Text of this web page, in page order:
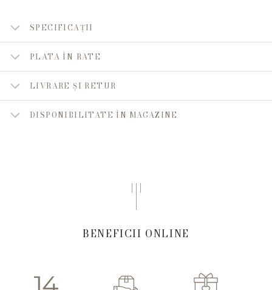
SPECIFICAȚII
PLATA ÎN RATE
LIVRARE ȘI RETUR
DISPONIBILITATE ÎN MAGAZINE
BENEFICII ONLINE